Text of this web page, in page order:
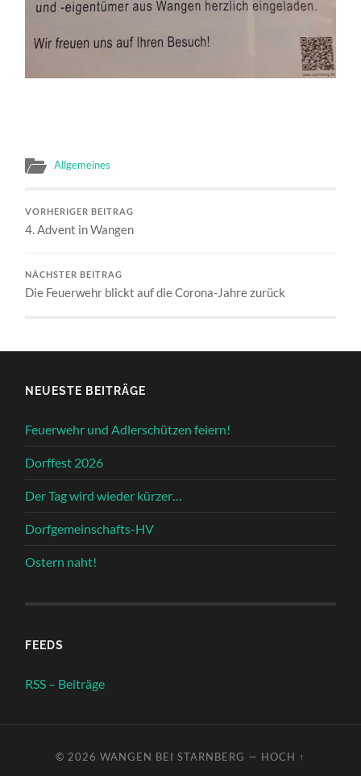
Allgemeines
VORHERIGER BEITRAG
4. Advent in Wangen
NÄCHSTER BEITRAG
Die Feuerwehr blickt auf die Corona-Jahre zurück
NEUESTE BEITRÄGE
Feuerwehr und Adlerschützen feiern!
Dorffest 2026
Der Tag wird wieder kürzer…
Dorfgemeinschafts-HV
Ostern naht!
FEEDS
RSS – Beiträge
© 2026 WANGEN BEI STARNBERG — HOCH ↑